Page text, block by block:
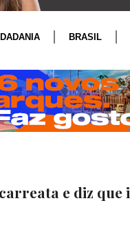
BRASIL
e diz que